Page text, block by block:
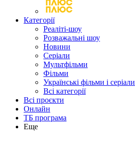
Категорії
Реаліті-шоу
Розважальні шоу
Новини
Серіали
Мультфільми
Фільми
Українські фільми і серіали
Всі категорії
Всі проєкти
Онлайн
ТБ програма
Еще